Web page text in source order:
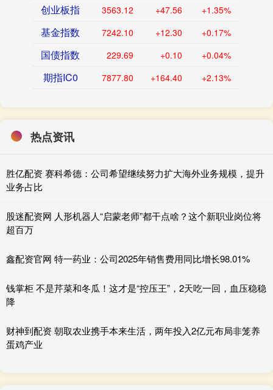
创业板指 3563.12 +47.56 +1.35%
基金指数 7242.10 +12.30 +0.17%
国债指数 229.69 +0.10 +0.04%
期指IC0 7877.80 +164.40 +2.13%
热点资讯
胜亿配资 赛科希德：公司希望继续努力扩大海外业务规模，提升
业务占比
股迷配资网 人形机器人“启蒙老师”都干点啥？这个新职业岗位将
超百万
鑫配资官网 特一药业：公司2025年销售费用同比增长98.01%
钱掌柜 不是芹菜和冬瓜！这才是“控压王”，2天吃一回，血压稳稳
降
财神到配资 朝取农业携手本来生活，两年投入2亿元布局非笼养
蛋鸡产业